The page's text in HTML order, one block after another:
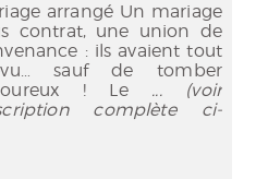
arrangé Un mariage
contrat, une union de
: ils avaient tout
sauf de tomber
! Le ... (voir
complète ci-